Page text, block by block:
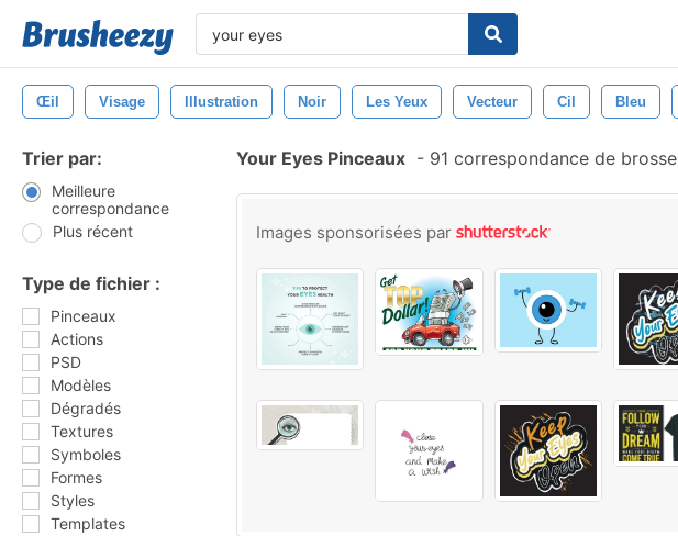
Œil Visage Illustration Noir Les Yeux Vecteur Cil Bleu
Trier par:
Meilleure
correspondance
Plus récent
Type de fichier :
Pinceaux
Actions
PSD
Modèles
Dégradés
Textures
Symboles
Formes
Styles
Templates
Your Eyes Pinceaux - 91 correspondance de brosse
Images sponsorisées par